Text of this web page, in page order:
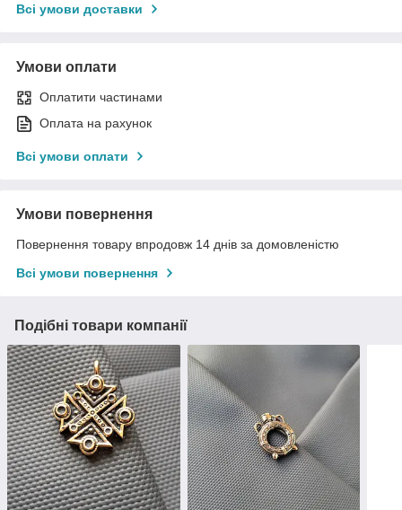
Всі умови доставки
Умови оплати
Оплатити частинами
Оплата на рахунок
Всі умови оплати
Умови повернення
Повернення товару впродовж 14 днів за домовленістю
Всі умови повернення
Подібні товари компанії